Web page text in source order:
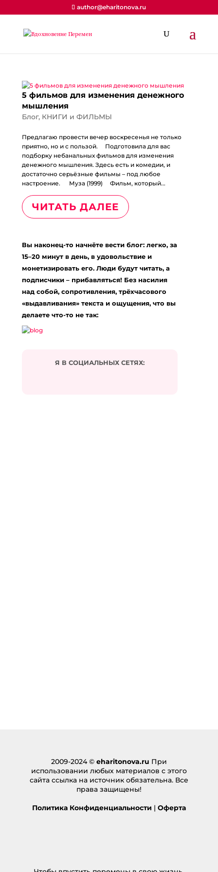
author@eharitonova.ru
5 фильмов для изменения денежного
мышления
Блог, КНИГИ и ФИЛЬМЫ
Предлагаю провести вечер воскресенья не только
приятно, но и с пользой. ⠀ Подготовила для вас
подборку небанальных фильмов для изменения
денежного мышления. Здесь есть и комедии, и
достаточно серьёзные фильмы – под любое
настроение. ⠀ Муза (1999) ⠀ Фильм, который...
ЧИТАТЬ ДАЛЕЕ
Вы наконец-то начнёте вести блог: легко, за
15–20 минут в день, в удовольствие и
монетизировать его. Люди будут читать, а
подписчики – прибавляться! Без насилия
над собой, сопротивления, трёхчасового
«выдавливания» текста и ощущения, что вы
делаете что-то не так:
Я В СОЦИАЛЬНЫХ СЕТЯХ:
2009-2024 © eharitonova.ru При
использовании любых материалов с этого
сайта ссылка на источник обязательна. Все
права защищены!
Политика Конфиденциальности | Оферта